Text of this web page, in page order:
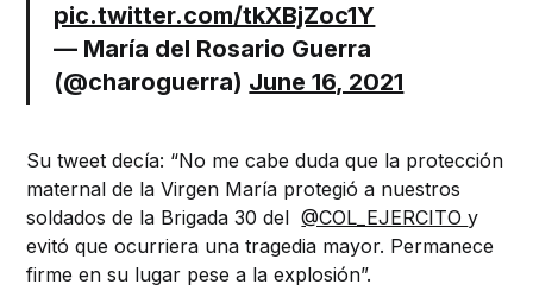
pic.twitter.com/tkXBjZoc1Y
— María del Rosario Guerra
(@charoguerra) June 16, 2021
Su tweet decía: “No me cabe duda que la protección
maternal de la Virgen María protegió a nuestros
soldados de la Brigada 30 del@COL_EJERCITOy
evitó que ocurriera una tragedia mayor. Permanece
firme en su lugar pese a la explosión”.